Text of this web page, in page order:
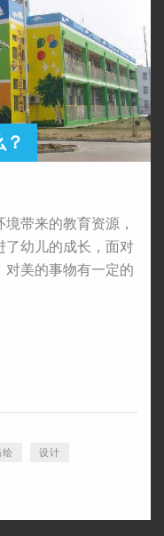
带来的教育资源，
了幼儿的成长，面对
对美的事物有一定的
绘 设计